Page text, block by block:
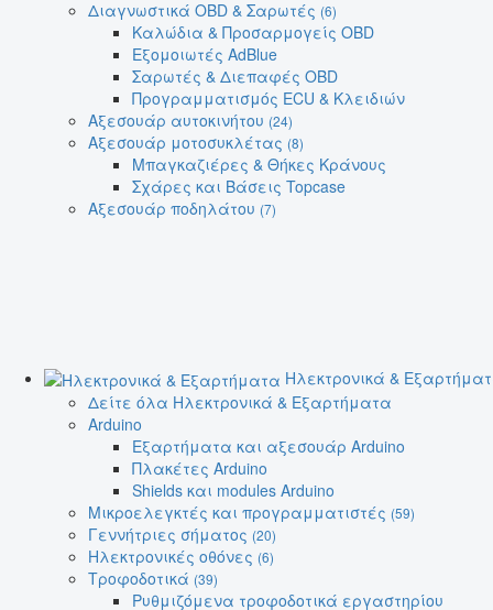
Διαγνωστικά OBD & Σαρωτές (6)
Καλώδια & Προσαρμογείς OBD
Εξομοιωτές AdBlue
Σαρωτές & Διεπαφές OBD
Προγραμματισμός ECU & Κλειδιών
Αξεσουάρ αυτοκινήτου (24)
Αξεσουάρ μοτοσυκλέτας (8)
Μπαγκαζιέρες & Θήκες Κράνους
Σχάρες και Βάσεις Topcase
Αξεσουάρ ποδηλάτου (7)
Ηλεκτρονικά &
Δείτε όλα Ηλεκτρονικά & Εξαρτήματα
Arduino
Εξαρτήματα και αξεσουάρ Arduino
Πλακέτες Arduino
Shields και modules Arduino
Μικροελεγκτές και προγραμματιστές (59)
Γεννήτριες σήματος (20)
Ηλεκτρονικές οθόνες (6)
Τροφοδοτικά (39)
Ρυθμιζόμενα τροφοδοτικά εργαστηρίου